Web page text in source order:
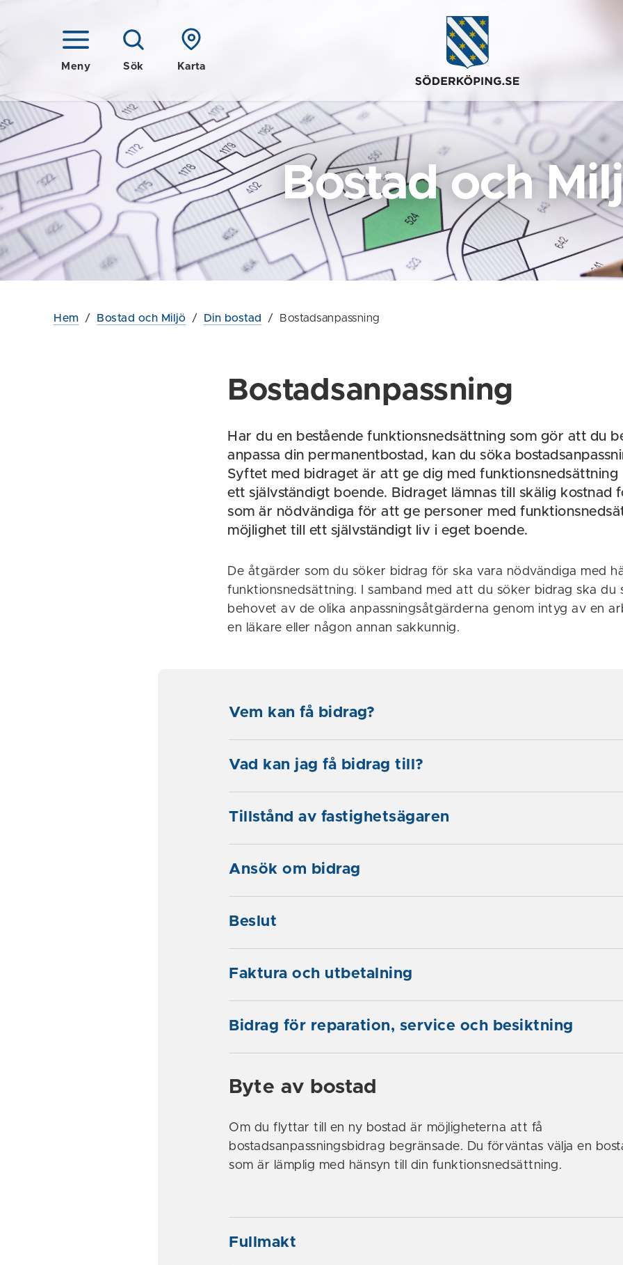
Meny Sök Karta
Bostad och
Hem / Bostad och Miljö / Din bostad / Bostadsanpassning
Bostadsanpassning
Har du en bestående funktionsnedsättning som gör att du
anpassa din permanentbostad, kan du söka
Syftet med bidraget är att ge dig med funktionsnedsättning
ett självständigt boende. Bidraget lämnas till skälig kostnad
som är nödvändiga för att ge personer med
möjlighet till ett självständigt liv i eget boende.
De åtgärder som du söker bidrag för ska vara nödvändiga med
funktionsnedsättning. I samband med att du söker bidrag ska du
behovet av de olika anpassningsåtgärderna genom intyg av en
en läkare eller någon annan sakkunnig.
Vem kan få bidrag?
Vad kan jag få bidrag till?
Tillstånd av fastighetsägaren
Ansök om bidrag
Beslut
Faktura och utbetalning
Bidrag för reparation, service och besiktning
Byte av bostad
Om du flyttar till en ny bostad är möjligheterna att få
bostadsanpassningsbidrag begränsade. Du förväntas välja en
som är lämplig med hänsyn till din funktionsnedsättning.
Fullmakt